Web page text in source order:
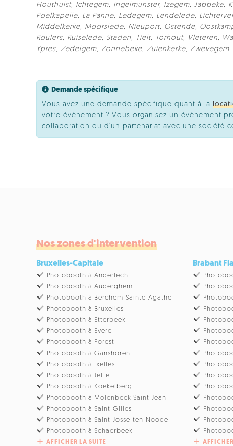
Houthulst, Ichtegem, Ingelmunster, Izegem, Jabbeke,
Poelkapelle, La Panne, Ledegem, Lendelede,
Middelkerke, Moorslede, Nieuport, Ostende,
Roulers, Ruiselede, Staden, Tielt, Torhout, Vleteren,
Ypres, Zedelgem, Zonnebeke, Zuienkerke, Zwevegem.
Demande spécifique
Vous avez une demande spécifique quant à la
votre événement ? Vous organisez un événement
collaboration ou d'un partenariat avec une société
Nos zones d'intervention
Bruxelles-Capitale
Photobooth à Anderlecht
Photobooth à Auderghem
Photobooth à Berchem-Sainte-Agathe
Photobooth à Bruxelles
Photobooth à Etterbeek
Photobooth à Evere
Photobooth à Forest
Photobooth à Ganshoren
Photobooth à Ixelles
Photobooth à Jette
Photobooth à Koekelberg
Photobooth à Molenbeek-Saint-Jean
Photobooth à Saint-Gilles
Photobooth à Saint-Josse-ten-Noode
Photobooth à Schaerbeek
AFFICHER LA SUITE
Brabant